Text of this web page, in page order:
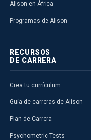
Alison en África
Programas de Alison
RECURSOS
DE CARRERA
Crea tu currículum
Guía de carreras de Alison
Plan de Carrera
Psychometric Tests